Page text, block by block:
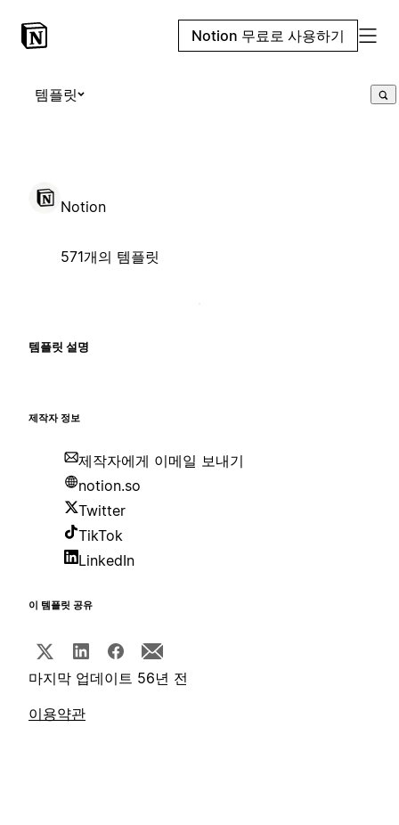
Notion 무료로 사용하기
템플릿
Notion
571개의 템플릿
템플릿 설명
제작자 정보
제작자에게 이메일 보내기
notion.so
Twitter
TikTok
LinkedIn
이 템플릿 공유
마지막 업데이트 56년 전
이용약관